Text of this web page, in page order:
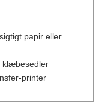
papir eller
klæbesedler
printer